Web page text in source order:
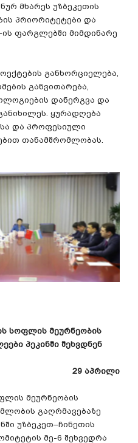
მხარეს უზბეკეთის
პრიორიტეტები და
ის ფარგლებში მიმდინარე
განხორციელება
განვითარება
დანერგვა და
ყურადღება
და პროფესიული
თანამშრომლობას
სოფლის მეურნეობის
პეკინში შეხვდნენ
29 აპრილი
მეურნეობის
გაღრმავებაზე
უზბეკეთ–ჩინეთის
მე-6 შეხვედრა